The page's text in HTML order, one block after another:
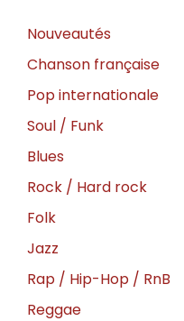
Nouveautés
Chanson française
Pop internationale
Soul / Funk
Blues
Rock / Hard rock
Folk
Jazz
Rap / Hip-Hop / RnB
Reggae